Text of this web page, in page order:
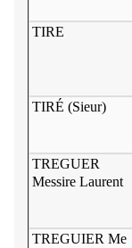
TIRE
TIRÉ (Sieur)
TREGUER
Messire Laurent
TREGUIER Me